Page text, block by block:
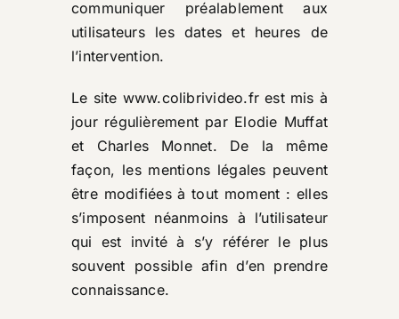
communiquer préalablement aux
utilisateurs les dates et heures de
l’intervention.
Le site www.colibrivideo.fr est mis à
jour régulièrement par Elodie Muffat
et Charles Monnet. De la même
façon, les mentions légales peuvent
être modifiées à tout moment : elles
s’imposent néanmoins à l’utilisateur
qui est invité à s’y référer le plus
souvent possible afin d’en prendre
connaissance.